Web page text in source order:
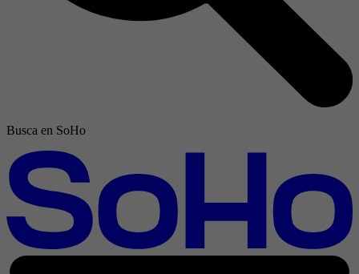
Busca en SoHo